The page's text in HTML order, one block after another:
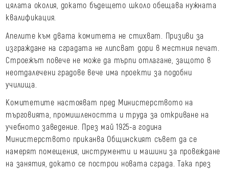
цялата околия, докато бъдещето школо обещава нужната
квалификация.
Апелите към двата комитета не стихват. Призиви за
изграждане на сградата не липсват дори в местния печат.
Строежът повече не може да търпи отлагане, защото в
неотдалечени градове вече има проекти за подобни
училища.
Комитетите настояват пред Министерството на
търговията, промишлеността и труда за откриване на
учебното заведение. През май 1925-а година
Министерството приканва Общинският съвет да се
намерят помещения, инструменти и машини за провеждане
на занятия, докато се построи новата сграда. Така през